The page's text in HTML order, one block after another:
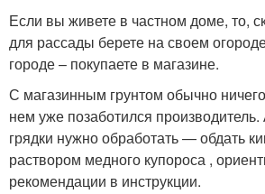
Если вы живете в частном доме, то,
для рассады берете на своем
городе – покупаете в магазине.
С магазинным грунтом обычно
нем уже позаботился
грядки нужно обработать — обдать
раствором медного купороса ,
рекомендации в инструкции.